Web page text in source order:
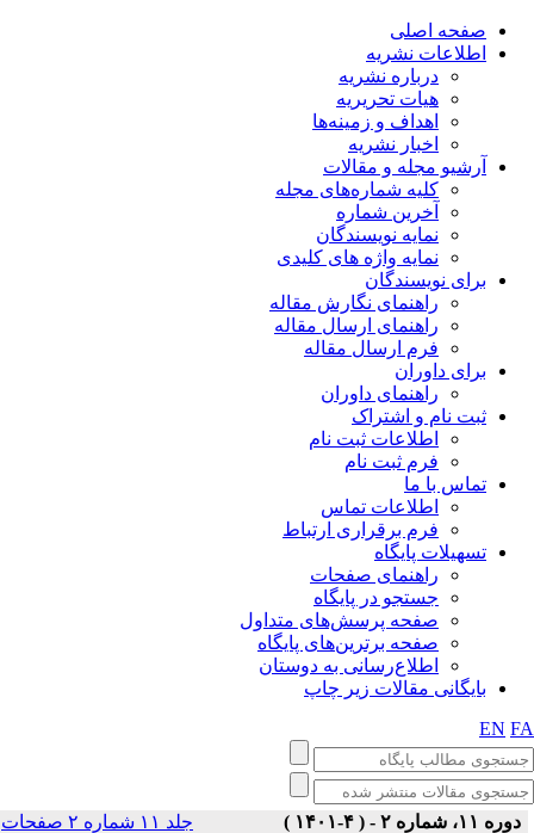
صفحه اصلی
اطلاعات نشریه
درباره نشریه
هیات تحریریه
اهداف و زمینه‌ها
اخبار نشریه
آرشیو مجله و مقالات
کلیه شماره‌های مجله
آخرین شماره
نمایه نویسندگان
نمایه واژه های کلیدی
برای نویسندگان
راهنمای نگارش مقاله
راهنمای ارسال مقاله
فرم ارسال مقاله
برای داوران
راهنمای داوران
ثبت نام و اشتراک
اطلاعات ثبت نام
فرم ثبت نام
تماس با ما
اطلاعات تماس
فرم برقراری ارتباط
تسهیلات پایگاه
راهنمای صفحات
جستجو در پایگاه
صفحه پرسش‌های متداول
صفحه برترین‌های پایگاه
اطلاع‌رسانی به دوستان
بایگانی مقالات زیر چاپ
EN
دوره ۱۱، شماره ۲ - ( ۴-۱۴۰۱ )
جلد ۱۱ شماره ۲ صفحات